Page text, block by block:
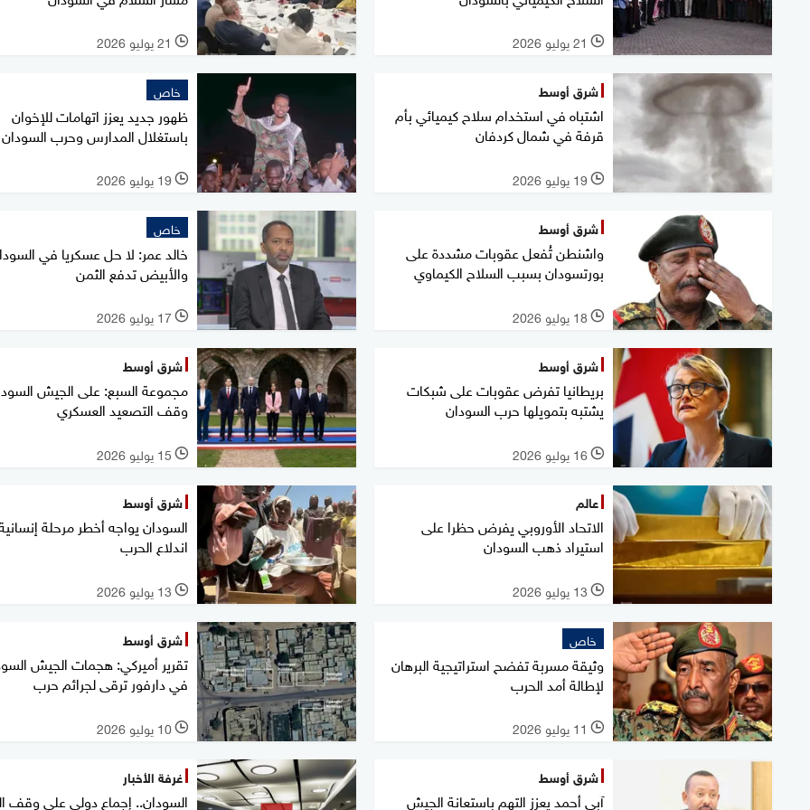
l 21 يوليو 2026 l 21 يوليو 2026
شرق أوسط
اشتباه في استخدام سلاح كيميائي بأم
قرفة في شمال كردفان
l 19 يوليو 2026
خاص
ظهور جديد يعزز اتهامات للإخوان
باستغلال المدارس وحرب السودان
l 19 يوليو 2026
شرق أوسط
واشنطن تُفعل عقوبات مشددة على
بورتسودان بسبب السلاح الكيماوي
l 18 يوليو 2026
خاص
خالد عمر: لا حل عسكريا في
والأبيض تدفع الثمن
l 17 يوليو 2026
شرق أوسط
بريطانيا تفرض عقوبات على شبكات
يشتبه بتمويلها حرب السودان
l 16 يوليو 2026
شرق أوسط
مجموعة السبع: على الجيش
وقف التصعيد العسكري
l 15 يوليو 2026
عالم
الاتحاد الأوروبي يفرض حظرا على
استيراد ذهب السودان
l 13 يوليو 2026
شرق أوسط
السودان يواجه أخطر مرحلة
اندلاع الحرب
l 13 يوليو 2026
خاص
وثيقة مسربة تفضح استراتيجية البرهان
لإطالة أمد الحرب
l 11 يوليو 2026
شرق أوسط
تقرير أميركي: هجمات الجيش
في دارفور ترقى لجرائم حرب
l 10 يوليو 2026
شرق أوسط
آبي أحمد يعزز التهم باستعانة الجيش
غرفة الأخبار
السودان.. إجماع دولي على وقف